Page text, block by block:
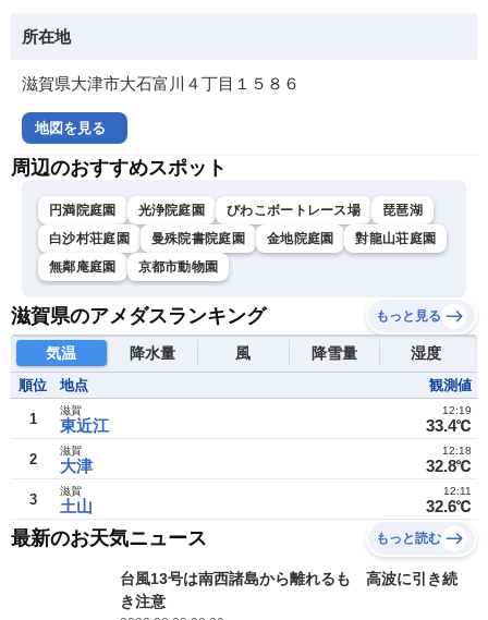
所在地
滋賀県大津市大石富川４丁目１５８６
地図を見る
周辺のおすすめスポット
円満院庭園 光浄院庭園 びわこボートレース場
琵琶湖
白沙村荘庭園
曼殊院書院庭園 金地院庭園
對龍山荘庭園
無鄰庵庭園
京都市動物園
滋賀県のアメダスランキング もっと見る
気温 降水量 風 降雪量 湿度
順位 地点 観測値
1 東近江
滋賀
33.4℃
12:19
2 大津
滋賀
32.8℃
12:18
3 土山
滋賀
32.6℃
12:11
最新のお天気ニュース もっと読む
台風13号は南西諸島から離れるも 高波に引き続
き注意